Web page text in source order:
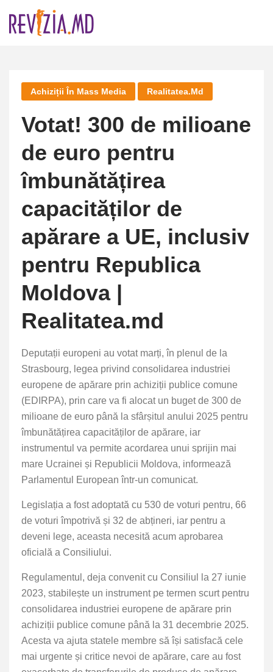
Achiziții În Mass Media Realitatea.md
Votat! 300 de milioane
de euro pentru
îmbunătățirea
capacităților de
apărare a UE, inclusiv
pentru Republica
Moldova |
Realitatea.md
Deputații europeni au votat marți, în plenul de la
Strasbourg, legea privind consolidarea industriei
europene de apărare prin achiziții publice comune
(EDIRPA), prin care va fi alocat un buget de 300 de
milioane de euro până la sfârșitul anului 2025 pentru
îmbunătățirea capacităților de apărare, iar
instrumentul va permite acordarea unui sprijin mai
mare Ucrainei și Republicii Moldova, informează
Parlamentul European într-un comunicat.
Legislația a fost adoptată cu 530 de voturi pentru, 66
de voturi împotrivă și 32 de abțineri, iar pentru a
deveni lege, aceasta necesită acum aprobarea
oficială a Consiliului.
Regulamentul, deja convenit cu Consiliul la 27 iunie
2023, stabilește un instrument pe termen scurt pentru
consolidarea industriei europene de apărare prin
achiziții publice comune până la 31 decembrie 2025.
Acesta va ajuta statele membre să își satisfacă cele
mai urgente și critice nevoi de apărare, care au fost